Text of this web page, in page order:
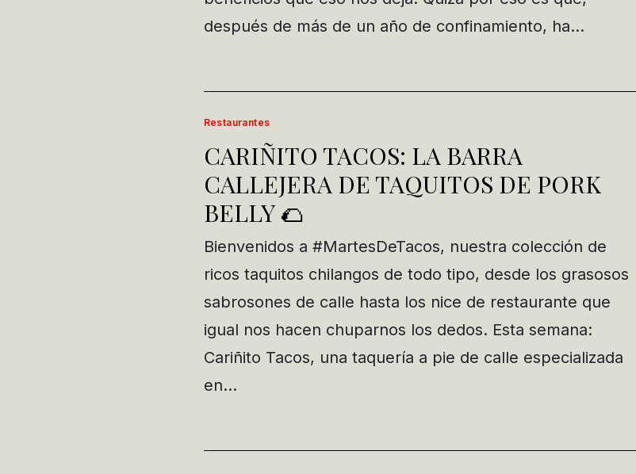
después de más de un año de confinamiento, ha…
Restaurantes
CARIÑITO TACOS: LA BARRA
CALLEJERA DE TAQUITOS DE PORK
BELLY 🌮
Bienvenidos a #MartesDeTacos, nuestra colección de
ricos taquitos chilangos de todo tipo, desde los grasosos
sabrosones de calle hasta los nice de restaurante que
igual nos hacen chuparnos los dedos. Esta semana:
Cariñito Tacos, una taquería a pie de calle especializada
en…